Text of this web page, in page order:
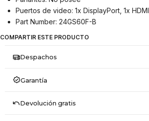
Puertos de video: 1x DisplayPort, 1x HDMI
Part Number: 24GS60F-B
COMPARTIR ESTE PRODUCTO
Despachos
Garantía
Devolución gratis